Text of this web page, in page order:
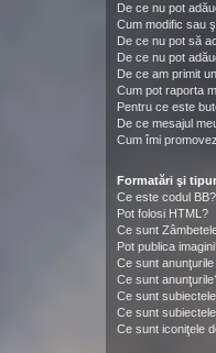
De ce nu pot
Cum modific sau
De ce nu pot să
De ce nu pot
De ce am primit
Cum pot raporta
Pentru ce este
De ce mesajul
Cum îmi
Formatări şi
Ce este codul BB?
Pot folosi HTML?
Ce sunt
Pot publica
Ce sunt anunţurile
Ce sunt
Ce sunt
Ce sunt
Ce sunt iconiţele